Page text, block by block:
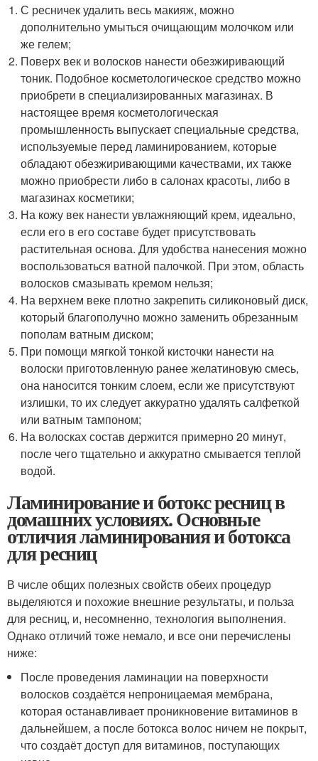
С ресничек удалить весь макияж, можно
дополнительно умыться очищающим молочком или
же гелем;
Поверх век и волосков нанести обезжиривающий
тоник. Подобное косметологическое средство можно
приобрети в специализированных магазинах. В
настоящее время косметологическая
промышленность выпускает специальные средства,
используемые перед ламинированием, которые
обладают обезжиривающими качествами, их также
можно приобрести либо в салонах красоты, либо в
магазинах косметики;
На кожу век нанести увлажняющий крем, идеально,
если его в его составе будет присутствовать
растительная основа. Для удобства нанесения можно
воспользоваться ватной палочкой. При этом, область
волосков смазывать кремом нельзя;
На верхнем веке плотно закрепить силиконовый диск,
который благополучно можно заменить обрезанным
пополам ватным диском;
При помощи мягкой тонкой кисточки нанести на
волоски приготовленную ранее желатиновую смесь,
она наносится тонким слоем, если же присутствуют
излишки, то их следует аккуратно удалять салфеткой
или ватным тампоном;
На волосках состав держится примерно 20 минут,
после чего тщательно и аккуратно смывается теплой
водой.
Ламинирование и ботокс ресниц в
домашних условиях. Основные
отличия ламинирования и ботокса
для ресниц
В числе общих полезных свойств обеих процедур
выделяются и похожие внешние результаты, и польза
для ресниц, и, несомненно, технология выполнения.
Однако отличий тоже немало, и все они перечислены
ниже:
После проведения ламинации на поверхности
волосков создаётся непроницаемая мембрана,
которая останавливает проникновение витаминов в
дальнейшем, а после ботокса волос ничем не покрыт,
что создаёт доступ для витаминов, поступающих